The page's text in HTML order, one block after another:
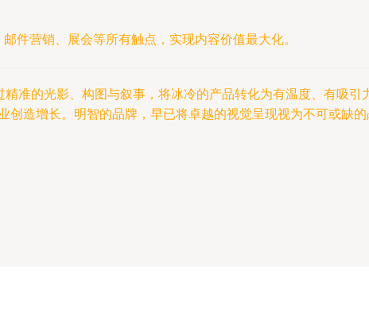
件营销、展会等所有触点，实现内容价值最大化。
精准的光影、构图与叙事，将冰冷的产品转化为有温度、有吸引
造增长。明智的品牌，早已将卓越的视觉呈现视为不可或缺的